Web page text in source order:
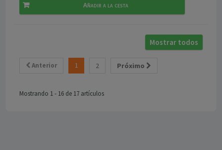
Añadir a la cesta
Mostrar todos
Anterior 1 2 Próximo
Mostrando 1 - 16 de 17 artículos